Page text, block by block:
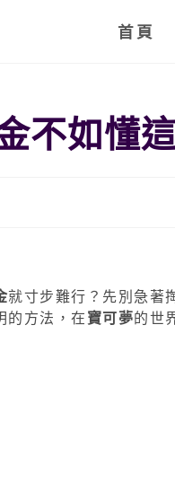
首頁
不如懂
就寸步難行？先別急著
的方法，在寶可夢的世